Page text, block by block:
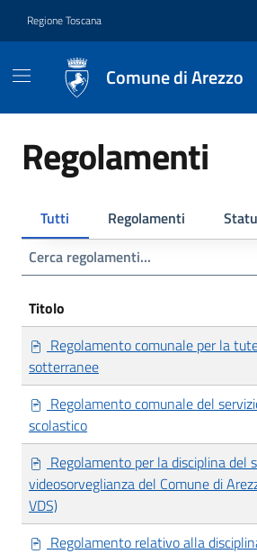
Regione Toscana
Comune di Arezzo
Regolamenti
Tutti Regolamenti
Titolo
Regolamento comunale per la
sotterranee
Regolamento comunale del
scolastico
Regolamento per la disciplina del
videosorveglianza del Comune di
VDS)
Regolamento relativo alla